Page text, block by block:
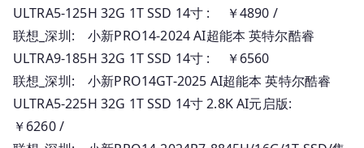
ULTRA5-125H 32G 1T SSD 14寸 : ￥4890 /
联想_深圳: 小新PRO14-2024 AI超能本 英特尔酷睿
ULTRA9-185H 32G 1T SSD 14寸 : ￥6560
联想_深圳: 小新PRO14GT-2025 AI超能本 英特尔酷睿
ULTRA5-225H 32G 1T SSD 14寸 2.8K AI元启版:
￥6260 /